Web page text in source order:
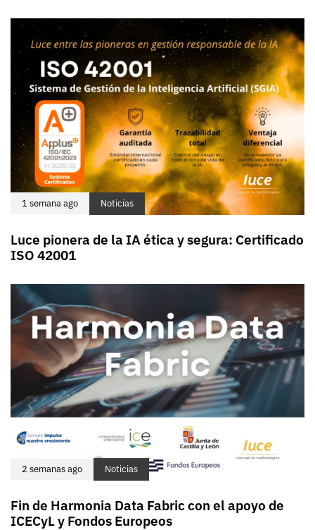
1 semana ago Noticias
Luce pionera de la IA ética y segura: Certificado
ISO 42001
2 semanas ago Noticias
Fin de Harmonia Data Fabric con el apoyo de
ICECyL y Fondos Europeos